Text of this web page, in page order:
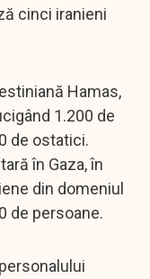
cinci iranieni
Hamas,
1.200 de
de ostatici.
în Gaza, în
din domeniul
de persoane.